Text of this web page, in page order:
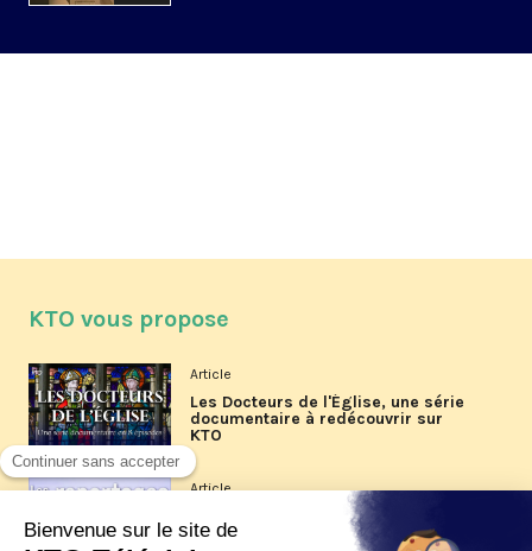
KTO vous propose
Article
Les Docteurs de l'Église, une série
documentaire à redécouvrir sur
KTO
Article
Les reportages d'été 2026 de KTO